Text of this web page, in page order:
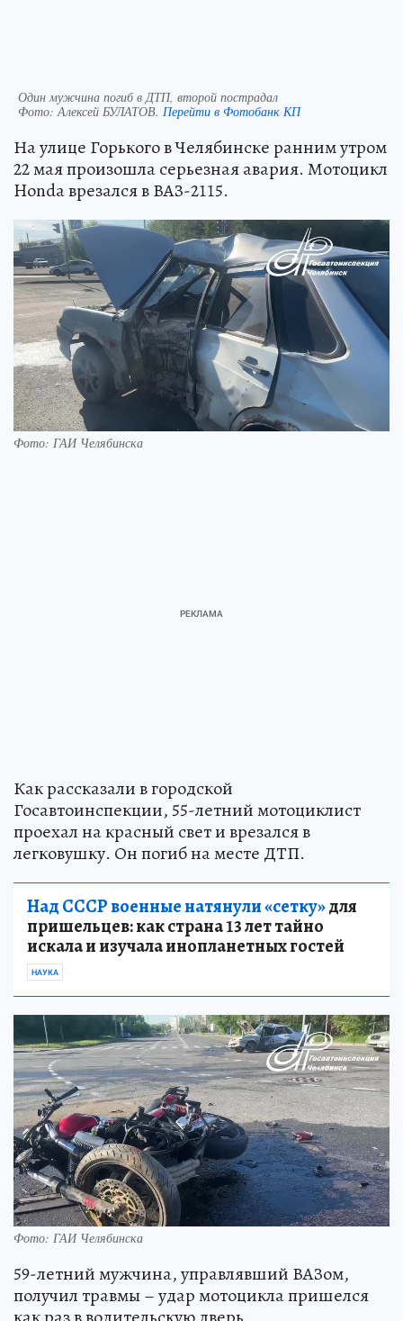
Один мужчина погиб в ДТП, второй пострадал
Фото:Алексей БУЛАТОВ. Перейти в Фотобанк КП
На улице Горького в Челябинске ранним утром
22 мая произошла серьезная авария. Мотоцикл
Honda врезался в ВАЗ-2115.
Фото: ГАИ Челябинска
Как рассказали в городской
Госавтоинспекции, 55-летний мотоциклист
проехал на красный свет и врезался в
легковушку. Он погиб на месте ДТП.
Над СССР военные натянули «сетку»для
пришельцев: как страна 13 лет тайно
искала и изучала инопланетных гостей
НАУКА
Фото: ГАИ Челябинска
59-летний мужчина, управлявший ВАЗом,
получил травмы – удар мотоцикла пришелся